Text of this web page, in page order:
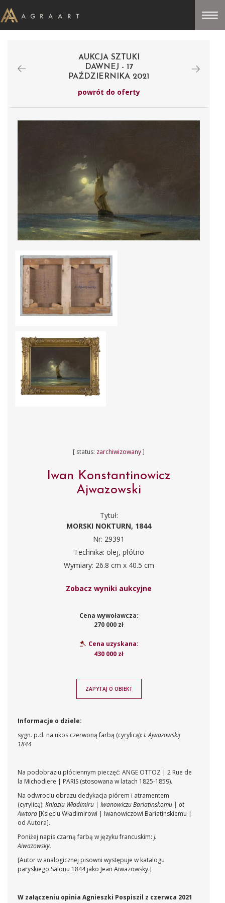
AUKCJA SZTUKI
DAWNEJ - 17
PAŹDZIERNIKA 2021
powrót do oferty
[ status: zarchiwizowany]
Iwan Konstantinowicz
Ajwazowski
Tytuł:
MORSKI NOKTURN, 1844
Nr: 29391
Technika: olej, płótno
Wymiary: 26.8 cm x 40.5 cm
Zobacz wyniki aukcyjne
Cena wywoławcza:
270 000 zł
Cena uzyskana:
430 000 zł
ZAPYTAJ O OBIEKT
Informacje o dziele:
sygn. p.d. na ukos czerwoną farbą (cyrylicą): I. Ajwazowskij
1844
Na podobraziu płóciennym pieczęć: ANGE OTTOZ | 2 Rue de
la Michodiere | PARIS (stosowana w latach 1825-1859).
Na odwrociu obrazu dedykacja piórem i atramentem
(cyrylicą): Kniaziu Władimiru | Iwanowiczu Bariatinskomu | ot
Awtora [Księciu Władimirowi | Iwanowiczowi Bariatinskiemu |
od Autora].
Poniżej napis czarną farbą w języku francuskim: J.
Aiwazowsky.
[Autor w analogicznej pisowni występuje w katalogu
paryskiego Salonu 1844 jako Jean Aiwazowsky.]
W załączeniu opinia Agnieszki Pospiszil z czerwca 2021